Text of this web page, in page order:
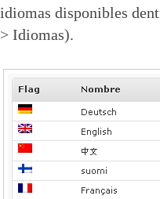
idiomas disponibles
> Idiomas).